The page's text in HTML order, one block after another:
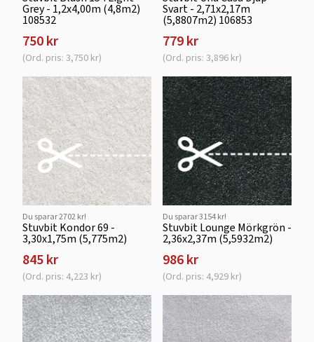
Grey - 1,2x4,00m (4,8m2)
108532
750 kr
(Ord. pris: 3,750 kr)
Svart - 2,71x2,17m
(5,8807m2) 106853
779 kr
(Ord. pris: 3,896 kr)
Du sparar 2702 kr!
Stuvbit Kondor 69 -
3,30x1,75m (5,775m2)
845 kr
(Ord. pris: 4,223 kr)
Du sparar 3154 kr!
Stuvbit Lounge Mörkgrön -
2,36x2,37m (5,5932m2)
986 kr
(Ord. pris: 4,929 kr)